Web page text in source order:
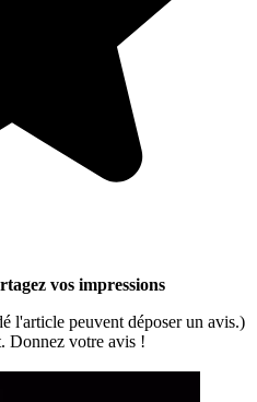
vos impressions
l'article peuvent déposer un avis.)
Donnez votre avis !